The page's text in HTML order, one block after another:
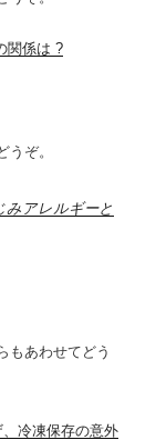
関係は ?
うぞ。
みアレルギーと
もあわせてどう
冷凍保存の意外